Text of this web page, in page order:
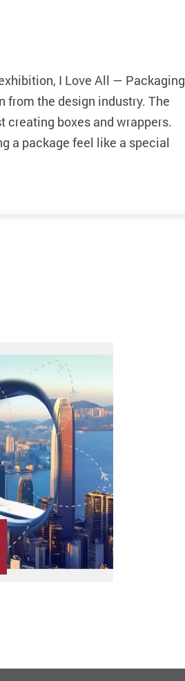
I Love All — Packaging
from the design industry. The
boxes and wrappers.
a package feel like a special